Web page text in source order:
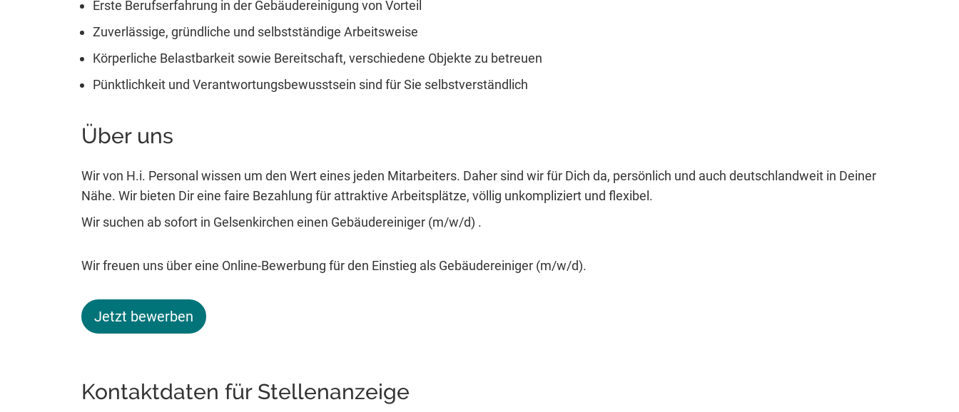
Erste Berufserfahrung in der Gebäudereinigung von Vorteil
Zuverlässige, gründliche und selbstständige Arbeitsweise
Körperliche Belastbarkeit sowie Bereitschaft, verschiedene Objekte zu betreuen
Pünktlichkeit und Verantwortungsbewusstsein sind für Sie selbstverständlich
Über uns
Wir von H.i. Personal wissen um den Wert eines jeden Mitarbeiters. Daher sind wir für Dich da, persönlich und auch deutschlandweit in Deiner
Nähe. Wir bieten Dir eine faire Bezahlung für attraktive Arbeitsplätze, völlig unkompliziert und flexibel.
Wir suchen ab sofort in Gelsenkirchen einen Gebäudereiniger (m/w/d) .
Wir freuen uns über eine Online-Bewerbung für den Einstieg als Gebäudereiniger (m/w/d).
Jetzt bewerben
Kontaktdaten für Stellenanzeige